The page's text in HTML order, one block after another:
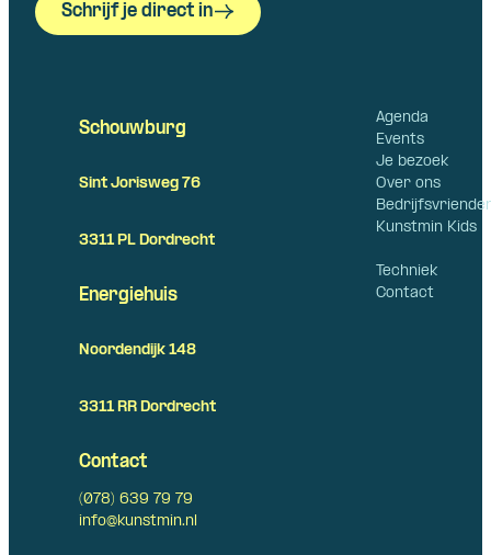
Schrijf je direct in
Agenda
Events
Je bezoek
Over ons
Kunstmin Kids
Techniek
Contact
Schouwburg
Sint Jorisweg 76
3311 PL Dordrecht
Energiehuis
Noordendijk 148
3311 RR Dordrecht
Contact
(078) 639 79 79
info@kunstmin.nl